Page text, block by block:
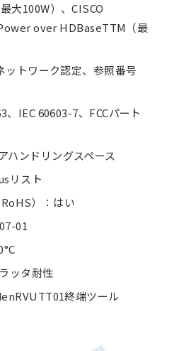
大100W）、CISCO
over HDBaseTTM（最
ットワーク認定、参照番号
IEC 60603-7、FCCパート
ハンドリングスペース
リスト
）：はい
01
ッタ耐性
終端ツール